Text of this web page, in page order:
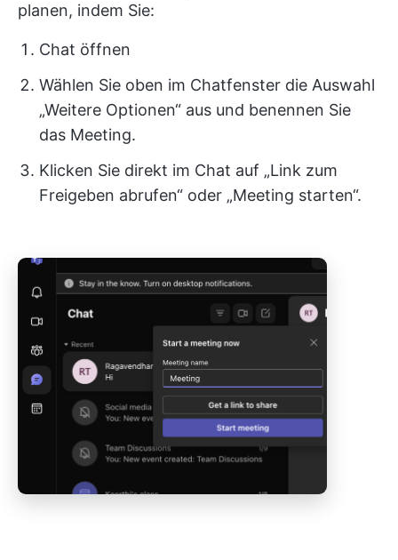
planen, indem Sie:
Chat öffnen
Wählen Sie oben im Chatfenster die Auswahl
„Weitere Optionen“ aus und benennen Sie
das Meeting.
Klicken Sie direkt im Chat auf „Link zum
Freigeben abrufen“ oder „Meeting starten“.